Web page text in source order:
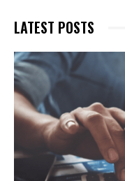
LATEST POSTS